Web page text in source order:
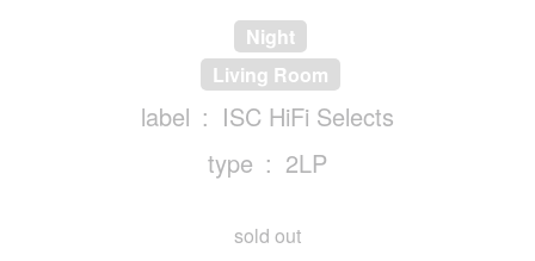
Night
Living Room
label
ISC HiFi Selects
type
2LP
sold out